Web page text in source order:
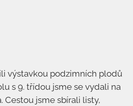
výstavkou podzimních plodů
s 9. třídou jsme se vydali na
Cestou jsme sbírali listy,